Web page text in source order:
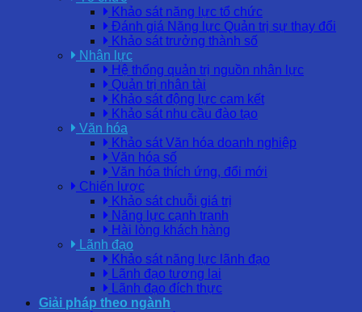
Khảo sát năng lực tổ chức
Đánh giá Năng lực Quản trị sự thay đổi
Khảo sát trưởng thành số
Nhân lực
Hệ thống quản trị nguồn nhân lực
Quản trị nhân tài
Khảo sát động lực cam kết
Khảo sát nhu cầu đào tạo
Văn hóa
Khảo sát Văn hóa doanh nghiệp
Văn hóa số
Văn hóa thích ứng, đổi mới
Chiến lược
Khảo sát chuỗi giá trị
Năng lực cạnh tranh
Hài lòng khách hàng
Lãnh đạo
Khảo sát năng lực lãnh đạo
Lãnh đạo tương lai
Lãnh đạo đích thực
Giải pháp theo ngành